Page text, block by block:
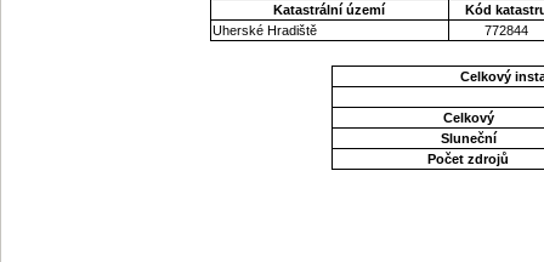
Katastrální území
Kód
Uherské Hradiště
772844
Celkový
Celkový
Sluneční
Počet zdrojů